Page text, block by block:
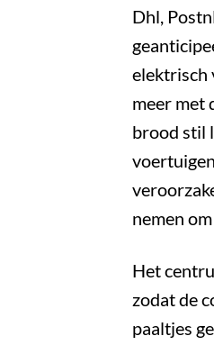
Dhl,
elektrisch
meer met
brood stil
nemen
Het
zodat de
paaltjes